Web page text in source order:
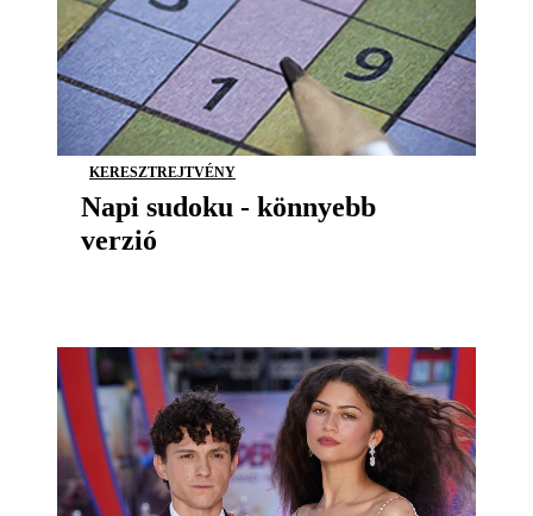
KERESZTREJTVÉNY
Napi sudoku - könnyebb
verzió